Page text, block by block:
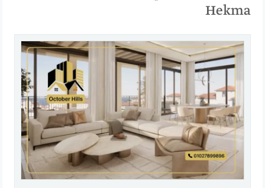
Hekma